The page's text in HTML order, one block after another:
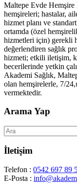
Maltepe Evde Hemşire
hemşireleri; hastalar,
hizmet planı ve
ortamda (özel
hizmetleri için) gerekli
değerlendiren sağlık
hizmeti; etkili iletişim,
becerilerinde yetkin
Akademi Sağlık,
olan hemşirelerle, 7/
vermektedir.
Arama Yap
İletişim
Telefon : 0542 697 89
E-Posta :